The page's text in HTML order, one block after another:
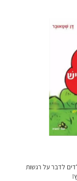
לדבר על רגשות